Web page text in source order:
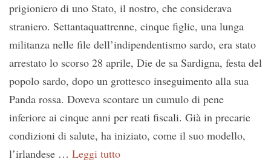
prigioniero di uno Stato, il nostro, che considerava
straniero. Settantaquattrenne, cinque figlie, una lunga
militanza nelle file dell’indipendentismo sardo, era stato
arrestato lo scorso 28 aprile, Die de sa Sardigna, festa del
popolo sardo, dopo un grottesco inseguimento alla sua
Panda rossa. Doveva scontare un cumulo di pene
inferiore ai cinque anni per reati fiscali. Già in precarie
condizioni di salute, ha iniziato, come il suo modello,
l’irlandese … Leggi tutto